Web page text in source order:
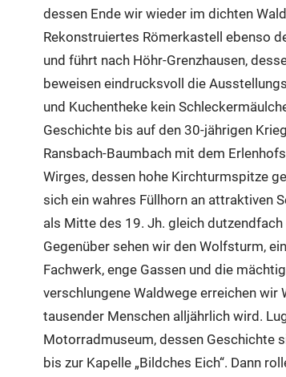
dessen Ende wir wieder im dichten
Rekonstruiertes Römerkastell ebenso
und führt nach Höhr-Grenzhausen,
beweisen eindrucksvoll die
und Kuchentheke kein
Geschichte bis auf den 30-jährigen
Ransbach-Baumbach mit dem
Wirges, dessen hohe Kirchturmspitze
sich ein wahres Füllhorn an attraktiven
als Mitte des 19. Jh. gleich
Gegenüber sehen wir den Wolfsturm,
Fachwerk, enge Gassen und die
verschlungene Waldwege erreichen
tausender Menschen alljährlich wird.
Motorradmuseum, dessen Geschichte
bis zur Kapelle „Bildches Eich“. Dann